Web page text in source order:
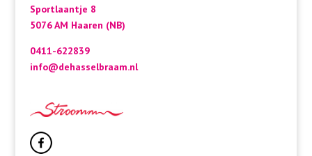
Sportlaantje 8
5076 AM Haaren (NB)
0411-622839
info@dehasselbraam.nl